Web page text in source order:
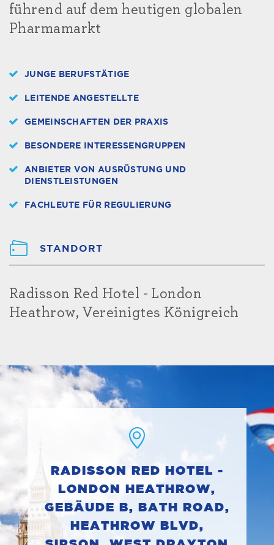
führend auf dem heutigen globalen
Pharmamarkt
JUNGE BERUFSTÄTIGE
LEITENDE ANGESTELLTE
GEMEINSCHAFTEN DER PRAXIS
BESONDERE INTERESSENGRUPPEN
ANBIETER VON AUSRÜSTUNG UND
DIENSTLEISTUNGEN
FACHLEUTE FÜR REGULIERUNG
STANDORT
Radisson Red Hotel - London
Heathrow, Vereinigtes Königreich
RADISSON RED HOTEL -
LONDON HEATHROW,
GEBÄUDE B, BATH ROAD,
HEATHROW BLVD,